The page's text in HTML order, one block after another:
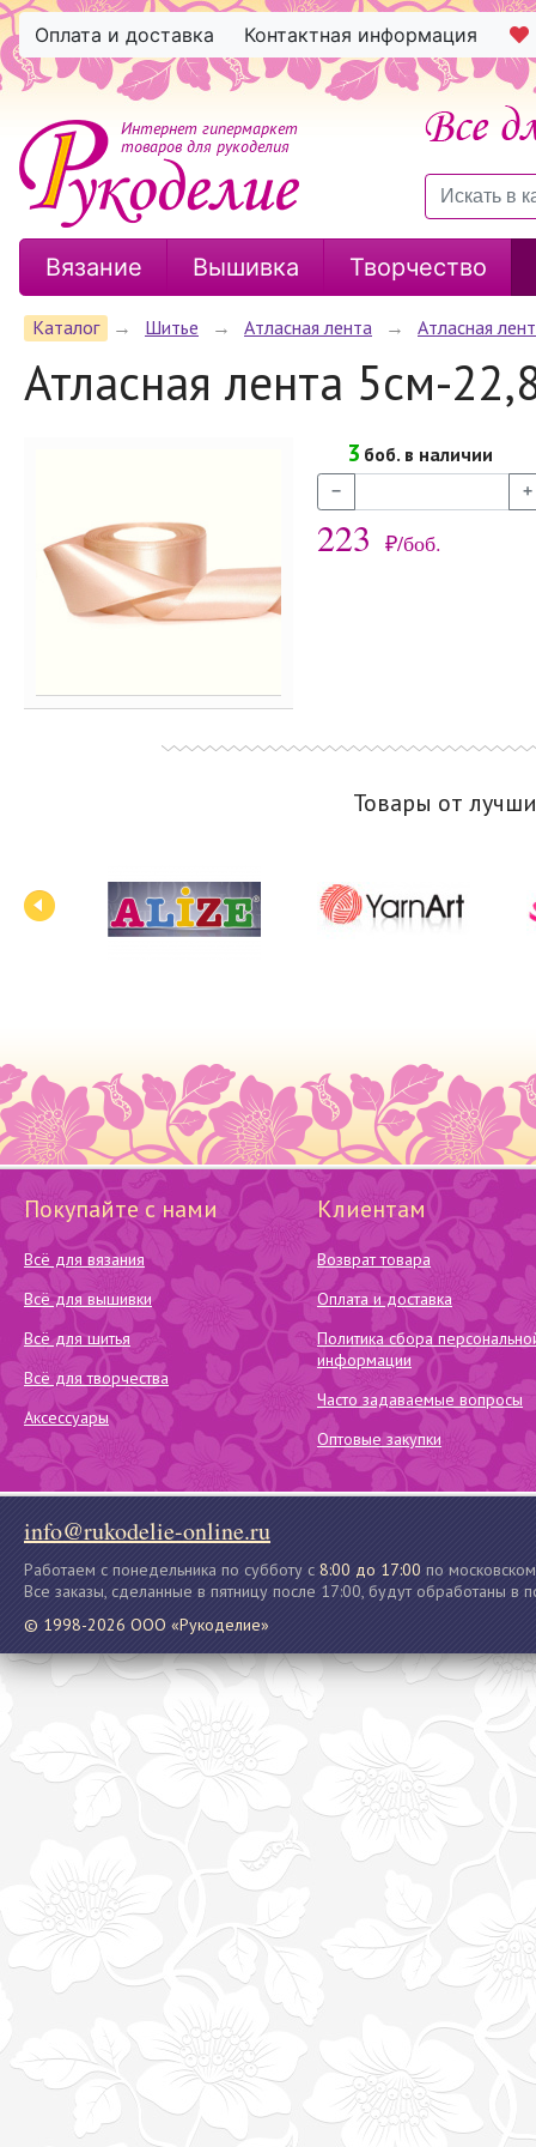
Оплата и доставка Контактная информация
Интернет гипермаркет
товаров для рукоделия
Вязание Вышивка Творчество
Каталог → Шитье → Атласная лента → Атласная
Атласная лента 5см-
3 боб. в наличии
− +
223 ₽/боб.
Товары от
Покупайте с нами
Всё для вязания
Всё для вышивки
Всё для шитья
Всё для творчества
Аксессуары
Клиентам
Возврат товара
Оплата и доставка
Политика сбора
информации
Часто задаваемые вопросы
Оптовые закупки
info@rukodelie-online.ru
Работаем с понедельника по субботу с 8:00 до 17:00 по
Все заказы, сделанные в пятницу после 17:00, будут обработаны в
© 1998-2026 ООО «Рукоделие»